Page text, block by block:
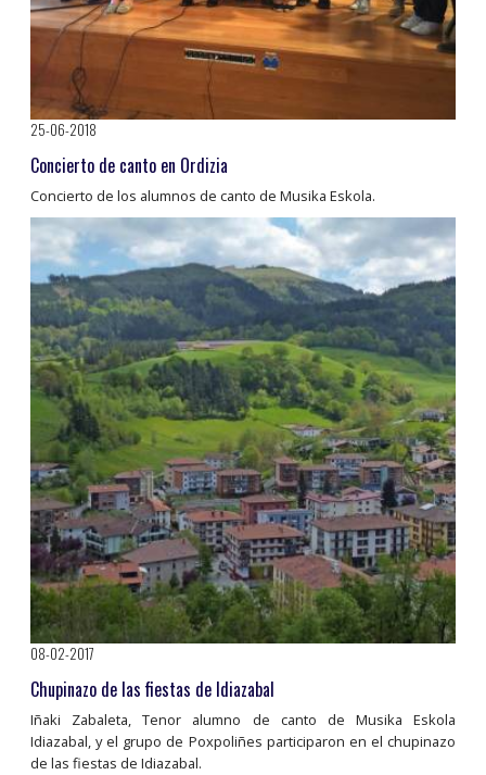
25-06-2018
Concierto de canto en Ordizia
Concierto de los alumnos de canto de Musika Eskola.
08-02-2017
Chupinazo de las fiestas de Idiazabal
Iñaki Zabaleta, Tenor alumno de canto de Musika Eskola
Idiazabal, y el grupo de Poxpoliñes participaron en el chupinazo
de las fiestas de Idiazabal.